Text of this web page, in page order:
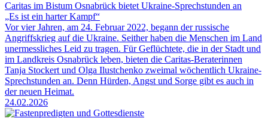
Caritas im Bistum Osnabrück bietet Ukraine-Sprechstunden an
„Es ist ein harter Kampf“
Vor vier Jahren, am 24. Februar 2022, begann der russische
Angriffskrieg auf die Ukraine. Seither haben die Menschen im Land
unermessliches Leid zu tragen. Für Geflüchtete, die in der Stadt und
im Landkreis Osnabrück leben, bieten die Caritas-Beraterinnen
Tanja Stockert und Olga Ilustchenko zweimal wöchentlich Ukraine-
Sprechstunden an. Denn Hürden, Angst und Sorge gibt es auch in
der neuen Heimat.
24.02.2026